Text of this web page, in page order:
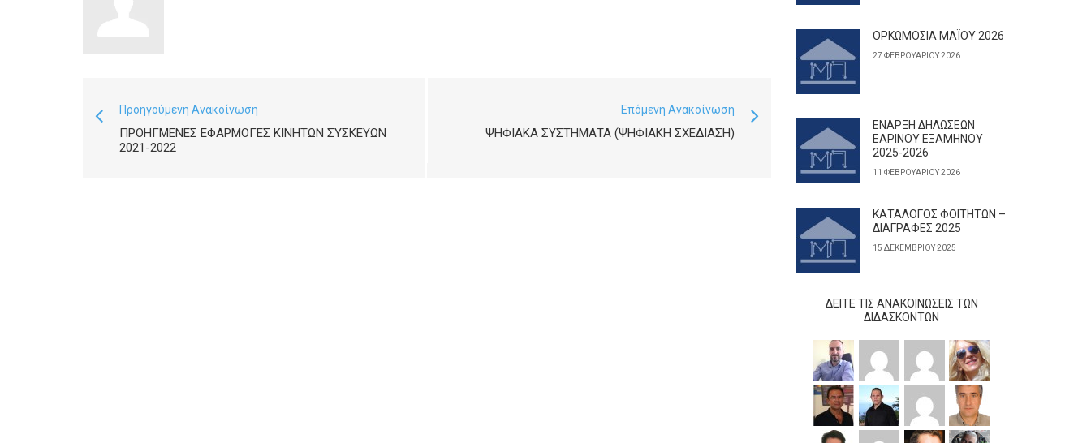
Προηγούμενη Ανακοίνωση
ΠΡΟΗΓΜΈΝΕΣ ΕΦΑΡΜΟΓΈΣ ΚΙΝΗΤΏΝ ΣΥΣΚΕΥΏΝ
2021-2022
Επόμενη Ανακοίνωση
ΨΗΦΙΑΚΑ ΣΥΣΤΗΜΑΤΑ (ΨΗΦΙΑΚΗ ΣΧΕΔΙΑΣΗ)
ΟΡΚΩΜΟΣΙΑ ΜΑΪΟΥ 2026
27 ΦΕΒΡΟΥΑΡΊΟΥ 2026
ΕΝΑΡΞΗ ΔΗΛΩΣΕΩΝ
ΕΑΡΙΝΟΥ ΕΞΑΜΗΝΟΥ
2025-2026
11 ΦΕΒΡΟΥΑΡΊΟΥ 2026
ΚΑΤΑΛΟΓΟΣ ΦΟΙΤΗΤΩΝ –
ΔΙΑΓΡΑΦΕΣ 2025
15 ΔΕΚΕΜΒΡΊΟΥ 2025
ΔΕΊΤΕ ΤΙΣ ΑΝΑΚΟΙΝΏΣΕΙΣ ΤΩΝ
ΔΙΔΆΣΚΟΝΤΩΝ